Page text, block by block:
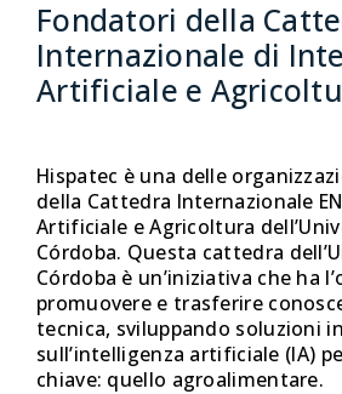
Fondatori della
Internazionale di
Artificiale e
Hispatec è una delle
della Cattedra Internazionale
Artificiale e Agricoltura
Córdoba. Questa cattedra
Córdoba è un’iniziativa che ha
promuovere e trasferire
tecnica, sviluppando soluzioni
sull’intelligenza artificiale (IA)
chiave: quello agroalimentare.